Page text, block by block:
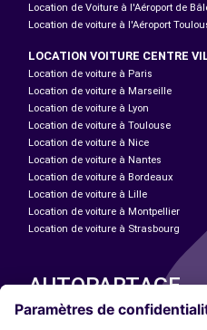
Location de Voiture à l'Aéroport de
Location de voiture à l'Aéroport
LOCATION VOITURE CENTRE
Location de voiture à Paris
Location de voiture à Marseille
Location de voiture à Lyon
Location de voiture à Toulouse
Location de voiture à Nice
Location de voiture à Nantes
Location de voiture à Bordeaux
Location de voiture à Lille
Location de voiture à Montpellier
Location de voiture à Strasbourg
AUTOPARTAGE